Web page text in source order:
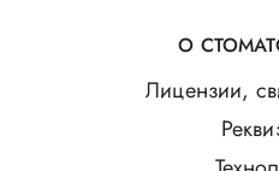
О
Лицензии,